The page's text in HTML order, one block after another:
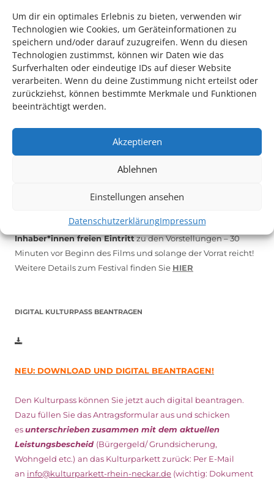
Um dir ein optimales Erlebnis zu bieten, verwenden wir
Technologien wie Cookies, um Geräteinformationen zu
speichern und/oder darauf zuzugreifen. Wenn du diesen
Technologien zustimmst, können wir Daten wie das
Surfverhalten oder eindeutige IDs auf dieser Website
verarbeiten. Wenn du deine Zustimmung nicht erteilst oder
zurückziehst, können bestimmte Merkmale und Funktionen
beeinträchtigt werden.
Akzeptieren
Ablehnen
Einstellungen ansehen
DatenschutzerklärungImpressum
*KULTURTIPP SOMMERPAUSE: FESTIVAL DES DEUTSCHEN FILMS*
Auch dieses Jahr findet wieder dasFestival des deutschen
Vom 19. August bist zum 9. Septemberhaben
Inhaber*innen freien Eintrittzu den Vorstellungen – 30
Minuten vor Beginn des Films und solange der Vorrat reicht!
Weitere Details zum Festival finden Sie HIER
DIGITAL KULTURPASS BEANTRAGEN
NEU: DOWNLOAD UND DIGITAL BEANTRAGEN!
Den Kulturpass können Sie jetzt auch digital beantragen.
Dazu füllen Sie das Antragsformular aus und schicken
esunterschriebenzusammen mit dem aktuellen
Leistungsbescheid (Bürgergeld/ Grundsicherung,
Wohngeld etc.) an das Kulturparkett zurück: Per E-Mail
an info@kulturparkett-rhein-neckar.de (wichtig: Dokument